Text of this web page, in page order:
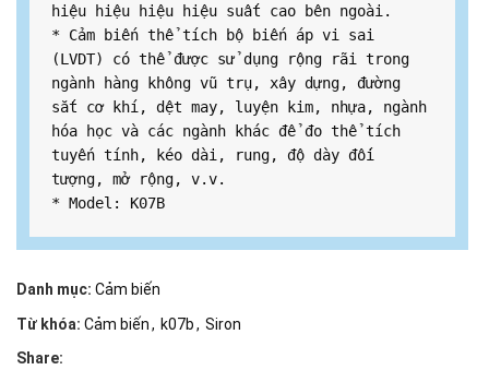
hiệu hiệu hiệu hiệu suất cao bên ngoài.
* Cảm biến thể tích bộ biến áp vi sai
(LVDT) có thể được sử dụng rộng rãi trong
ngành hàng không vũ trụ, xây dựng, đường
sắt cơ khí, dệt may, luyện kim, nhựa, ngành
hóa học và các ngành khác để đo thể tích
tuyến tính, kéo dài, rung, độ dày đối
tượng, mở rộng, v.v.
* Model: K07B
Danh mục: Cảm biến
Từ khóa: Cảm biến, k07b, Siron
Share: